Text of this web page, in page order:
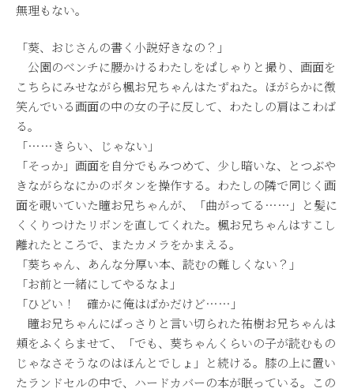
無理もない。
「葵、おじさんの書く小説好きなの？」
公園のベンチに腰かけるわたしをぱしゃりと撮り、画面を
こちらにみせながら楓お兄ちゃんはたずねた。ほがらかに微
笑んでいる画面の中の女の子に反して、わたしの肩はこわば
る。
「……きらい、じゃない」
「そっか」画面を自分でもみつめて、少し暗いな、とつぶや
きながらなにかのボタンを操作する。わたしの隣で同じく画
面を覗いていた瞳お兄ちゃんが、「曲がってる……」と髪に
くくりつけたリボンを直してくれた。楓お兄ちゃんはすこし
離れたところで、またカメラをかまえる。
「葵ちゃん、あんな分厚い本、読むの難しくない？」
「お前と一緒にしてやるなよ」
「ひどい！ 確かに俺はばかだけど……」
瞳お兄ちゃんにばっさりと言い切られた祐樹お兄ちゃんは
頬をふくらませて、「でも、葵ちゃんくらいの子が読むもの
じゃなさそうなのはほんとでしょ」と続ける。膝の上に置い
たランドセルの中で、ハードカバーの本が眠っている。この